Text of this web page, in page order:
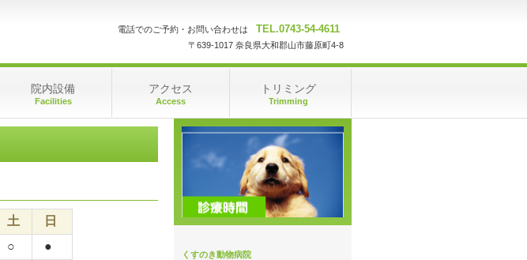
電話でのご予約・お問い合わせは TEL.0743-54-4611
〒639-1017 奈良県大和郡山市藤原町4-8
土
日
○
●
院内設備
Facilities
アクセス
Access
トリミング
Trimming
くすのき動物病院